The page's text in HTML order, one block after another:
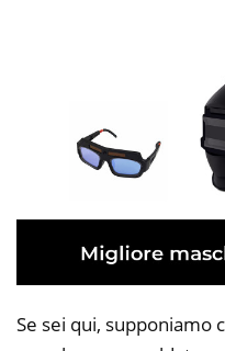
Se sei qui, supponiamo